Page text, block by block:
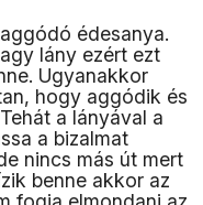
édesanya.
lány ezért ezt
Ugyanakkor
hogy aggódik és
a lányával a
a bizalmat
nincs más út mert
benne akkor az